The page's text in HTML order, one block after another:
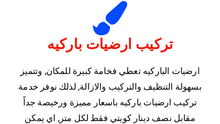
تركيب ارضيات باركيه
ارضيات الباركيه تعطي فخامة كبيرة للمكان, وتتميز
بسهولة التنظيف والتركيب والازالة, لذلك نوفر خدمة
تركيب ارضيات باركيه باسعار مميزة ورخيصة جداً
مقابل نصف دينار كويتي فقط لكل متر, اي يمكن